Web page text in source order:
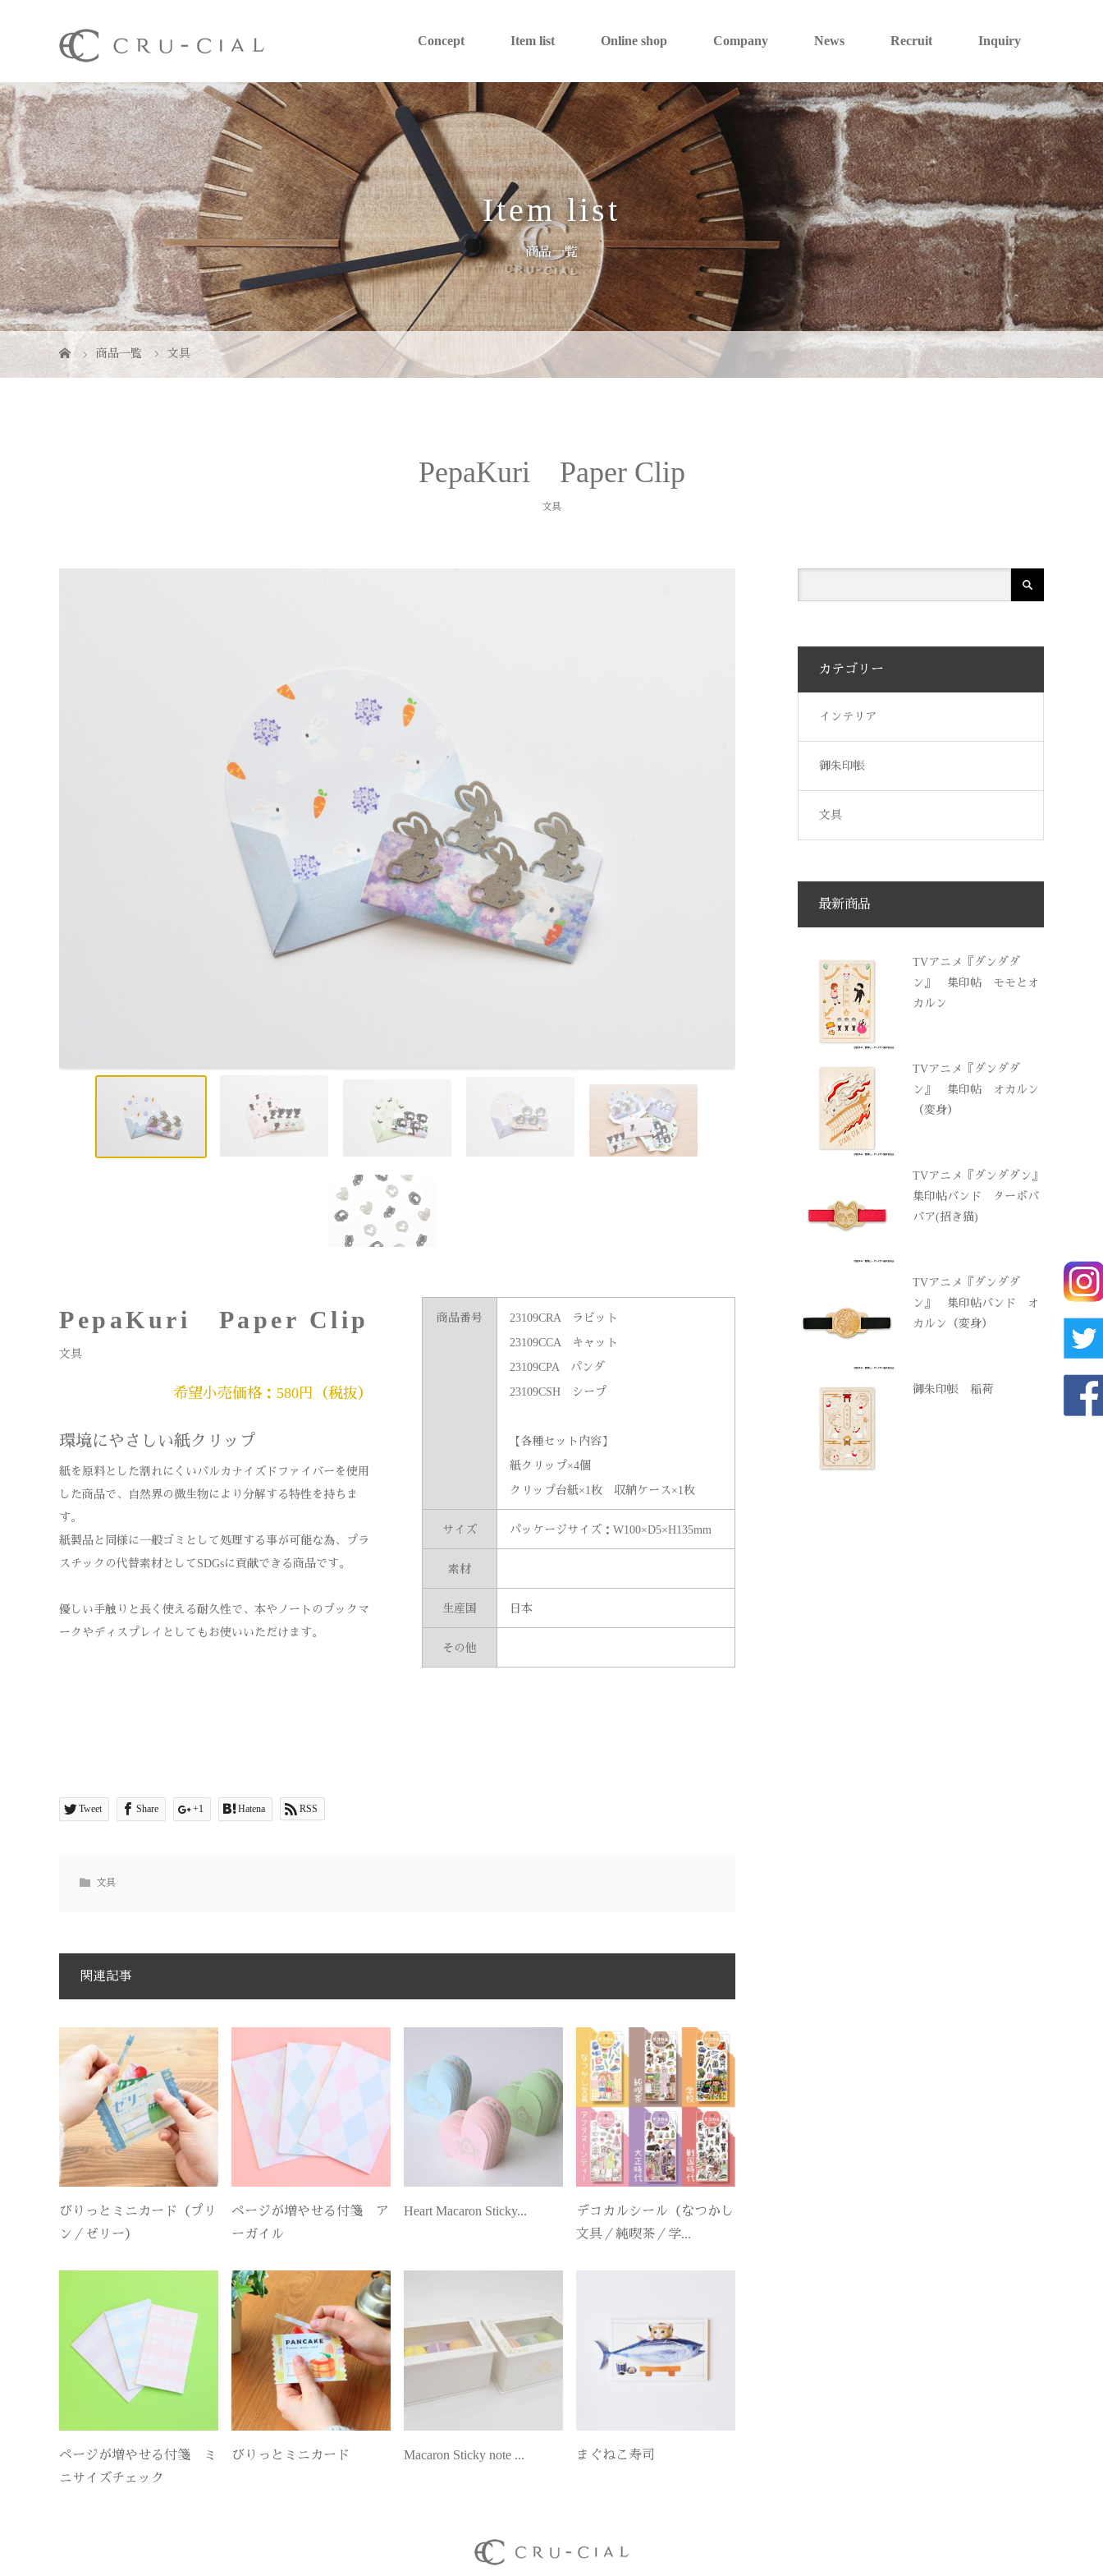
Concept Item list Online shop Company News Recruit Inquiry
Item list
商品一覧
商品一覧 文具
PepaKuri Paper Clip
文具
PepaKuri Paper Clip
文具
希望小売価格：580円（税抜）
環境にやさしい紙クリップ
紙を原料とした割れにくいバルカナイズドファイバーを使用
した商品で、自然界の微生物により分解する特性を持ちま
す。
紙製品と同様に一般ゴミとして処理する事が可能な為、プラ
スチックの代替素材としてSDGsに貢献できる商品です。
優しい手触りと長く使える耐久性で、本やノートのブックマ
ークやディスプレイとしてもお使いいただけます。
商品番号
23109CRA ラビット
23109CCA キャット
23109CPA パンダ
23109CSH シープ
【各種セット内容】
紙クリップ×4個
クリップ台紙×1枚 収納ケース×1枚
サイズ パッケージサイズ：W100×D5×H135mm
素材
生産国 日本
その他
Tweet Share +1 Hatena RSS
文具
関連記事
びりっとミニカード（プリ
ン／ゼリー）
ページが増やせる付箋 ア
ーガイル
Heart Macaron Sticky... デコカルシール（なつかし
文具／純喫茶／学...
ページが増やせる付箋 ミ
ニサイズチェック
びりっとミニカード Macaron Sticky note ... まぐねこ寿司
カテゴリー
インテリア
御朱印帳
文具
最新商品
TVアニメ『ダンダダ
ン』 集印帖 モモとオ
カルン
TVアニメ『ダンダダ
ン』 集印帖 オカルン
（変身）
TVアニメ『ダンダダン』
集印帖バンド ターボバ
バア(招き猫)
TVアニメ『ダンダダ
ン』 集印帖バンド オ
カルン（変身）
御朱印帳 稲荷